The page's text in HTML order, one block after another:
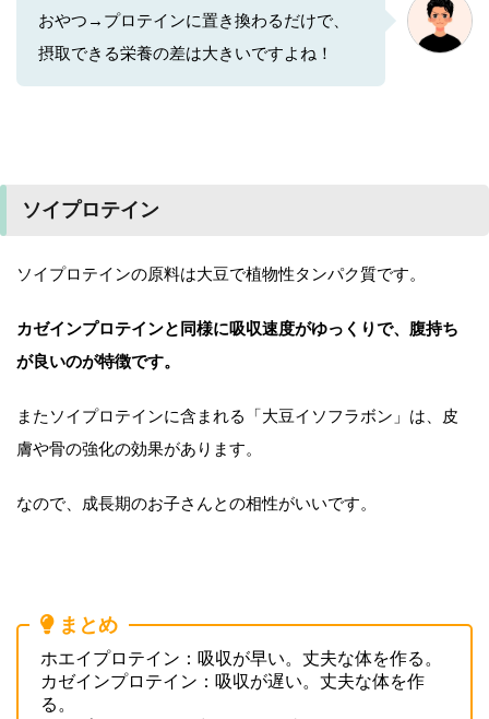
おやつ→プロテインに置き換わるだけで、
摂取できる栄養の差は大きいですよね！
ソイプロテイン
ソイプロテインの原料は大豆で植物性タンパク質です。
カゼインプロテインと同様に吸収速度がゆっくりで、腹持ち
が良いのが特徴です。
またソイプロテインに含まれる「大豆イソフラボン」は、皮
膚や骨の強化の効果があります。
なので、成長期のお子さんとの相性がいいです。
まとめ
ホエイプロテイン：吸収が早い。丈夫な体を作る。
カゼインプロテイン：吸収が遅い。丈夫な体を作
る。